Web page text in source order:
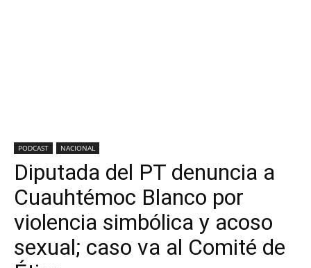
PODCAST NACIONAL
Diputada del PT denuncia a
Cuauhtémoc Blanco por
violencia simbólica y acoso
sexual; caso va al Comité de